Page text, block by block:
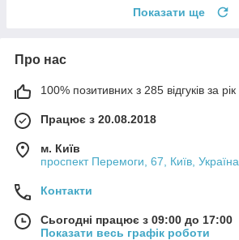
Показати ще
Про нас
100% позитивних з 285 відгуків за рік
Працює з 20.08.2018
м. Київ
проспект Перемоги, 67, Київ, Україна
Контакти
Сьогодні працює з 09:00 до 17:00
Показати весь графік роботи